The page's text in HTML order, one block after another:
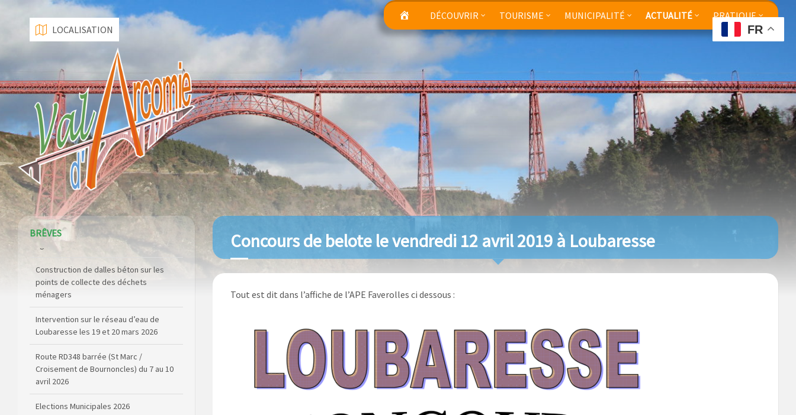
DÉCOUVRIR TOURISME MUNICIPALITÉ ACTUALITÉ
PRATIQUE
LOCALISATION
Concours de belote le vendredi 12 avril 2019 à Loubaresse
Tout est dit dans l’affiche de l’APE Faverolles ci dessous :
BRÊVES
Construction de dalles béton sur les
points de collecte des déchets
ménagers
Intervention sur le réseau d’eau de
Loubaresse les 19 et 20 mars 2026
Route RD348 barrée (St Marc /
Croisement de Bournoncles) du 7 au 10
avril 2026
Elections Municipales 2026
FR